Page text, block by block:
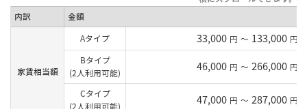
内訳 金額
家賃相当額
Aタイプ 33,000 円 ～ 133,000 円
Bタイプ
(2人利用可能)
46,000 円 ～ 266,000 円
Cタイプ
(2人利用可能)
47,000 円 ～ 287,000 円